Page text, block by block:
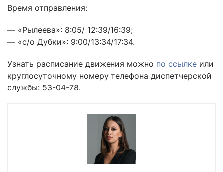
Время отправления:
— «Рылеева»: 8:05/ 12:39/16:39;
— «с/о Дубки»: 9:00/13:34/17:34.
Узнать расписание движения можно по ссылке или
круглосуточному номеру телефона диспетчерской
службы: 53-04-78.